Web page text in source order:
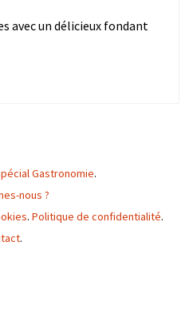
avec un délicieux fondant
Gastronomie.
nous ?
. Politique de confidentialité.
.